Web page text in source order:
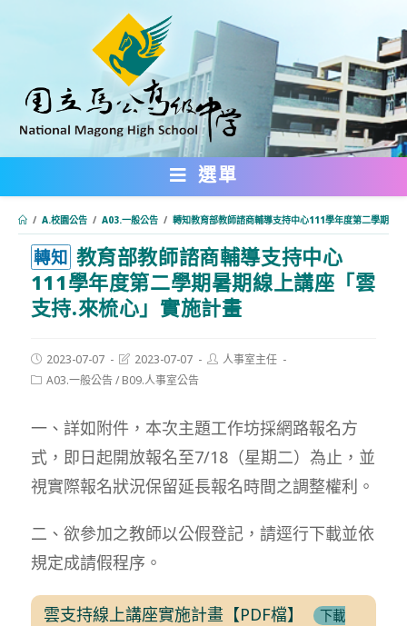
內
選單
/ A.校園公告 / A03.一般公告 / 轉知教育部教師諮商輔導支持中心111學年度第二學期暑
轉知 教育部教師諮商輔導支持中心
111學年度第二學期暑期線上講座「雲
支持.來梳心」實施計畫
Post
published:
2023-07-07
Post
modified:
2023-07-07
Post人事室主任
PostA03.一般公告/ B09.人事室公告
一、詳如附件，本次主題工作坊採網路報名方
式，即日起開放報名至7/18（星期二）為止，並
視實際報名狀況保留延長報名時間之調整權利。
二、欲參加之教師以公假登記，請逕行下載並依
規定成請假程序。
雲支持線上講座實施計畫【PDF檔】
下載